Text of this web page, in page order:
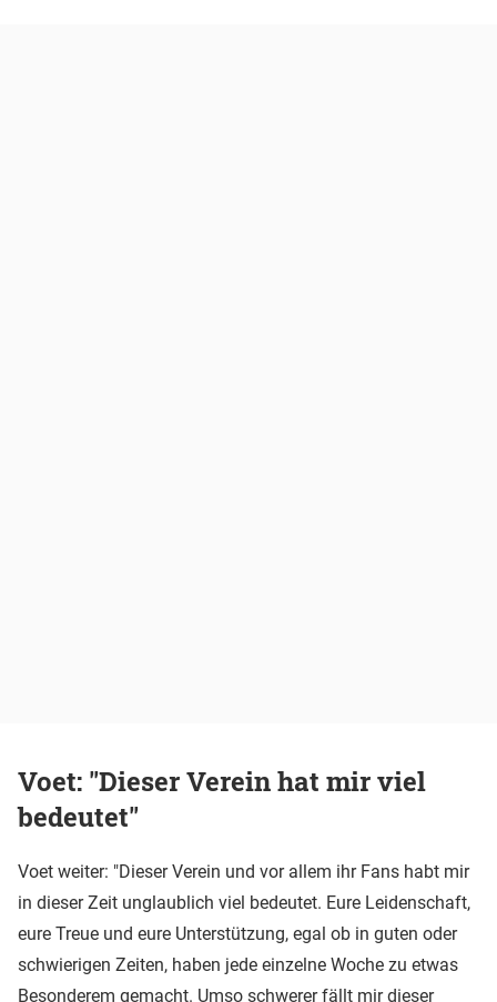
Voet: "Dieser Verein hat mir viel
bedeutet"
Voet weiter: "Dieser Verein und vor allem ihr Fans habt mir
in dieser Zeit unglaublich viel bedeutet. Eure Leidenschaft,
eure Treue und eure Unterstützung, egal ob in guten oder
schwierigen Zeiten, haben jede einzelne Woche zu etwas
Besonderem gemacht. Umso schwerer fällt mir dieser